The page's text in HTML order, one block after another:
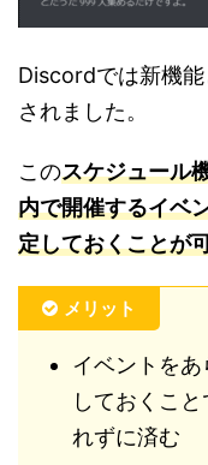
Discordでは新機
されました。
このスケジュール
内で開催するイベ
定しておくことが
メリット
イベントを
しておくこ
れずに済む